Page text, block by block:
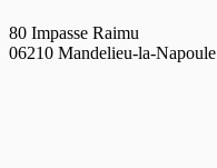
80 Impasse Raimu
06210 Mandelieu-la-Napoule